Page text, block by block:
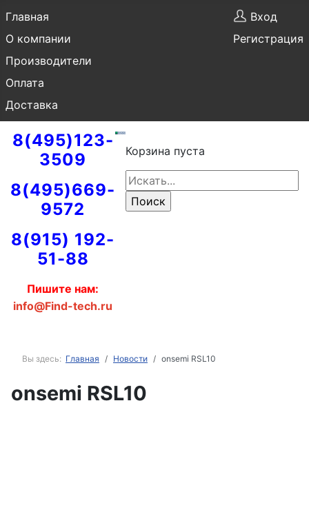
Главная
О компании
Производители
Оплата
Доставка
Вход
Регистрация
8(495)123-
3509
8(495)669-
9572
8(915) 192-
51-88
Пишите нам:
info@Find-tech.ru
Корзина пуста
Вы здесь: Главная Новости onsemi RSL10
onsemi RSL10